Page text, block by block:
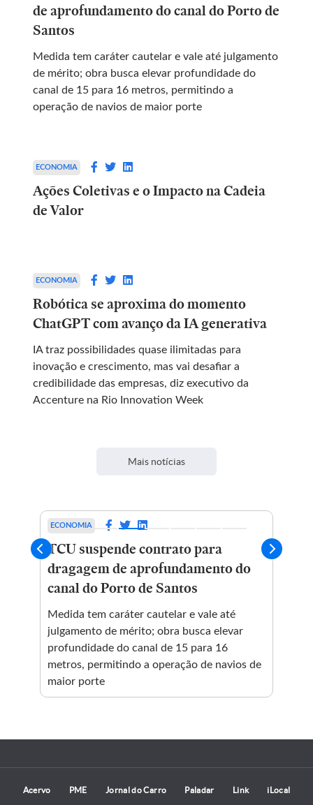
de aprofundamento do canal do Porto de
Santos
Medida tem caráter cautelar e vale até julgamento
de mérito; obra busca elevar profundidade do
canal de 15 para 16 metros, permitindo a
operação de navios de maior porte
ECONOMIA
Ações Coletivas e o Impacto na Cadeia
de Valor
ECONOMIA
Robótica se aproxima do momento
ChatGPT com avanço da IA generativa
IA traz possibilidades quase ilimitadas para
inovação e crescimento, mas vai desafiar a
credibilidade das empresas, diz executivo da
Accenture na Rio Innovation Week
Mais notícias
ECONOMIA
TCU suspende contrato para
dragagem de aprofundamento do
canal do Porto de Santos
Medida tem caráter cautelar e vale até
julgamento de mérito; obra busca elevar
profundidade do canal de 15 para 16
metros, permitindo a operação de navios de
maior porte
Acervo PME Jornal do Carro Paladar Link iLocal